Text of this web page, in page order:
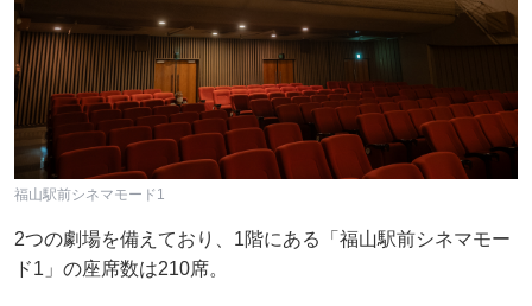
福山駅前シネマモード1
2つの劇場を備えており、1階にある「福山駅前シネマモー
ド1」の座席数は210席。